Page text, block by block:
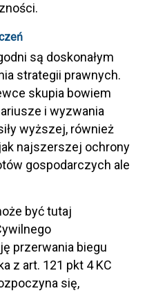
są doskonałym
strategii prawnych.
skupia bowiem
i wyzwania
wyższej, również
najszerszej ochrony
gospodarczych ale
być tutaj
przerwania biegu
z art. 121 pkt 4 KC
się,